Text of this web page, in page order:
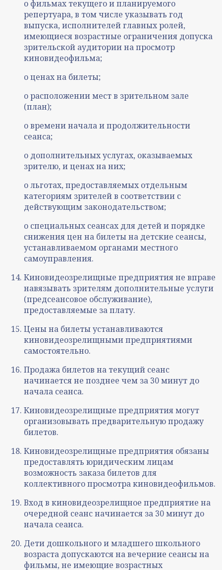
о фильмах текущего и планируемого
репертуара, в том числе указывать год
выпуска, исполнителей главных ролей,
имеющиеся возрастные ограничения допуска
зрительской аудитории на просмотр
киновидеофильма;
о ценах на билеты;
о расположении мест в зрительном зале
(план);
о времени начала и продолжительности
сеанса;
о дополнительных услугах, оказываемых
зрителю, и ценах на них;
о льготах, предоставляемых отдельным
категориям зрителей в соответствии с
действующим законодательством;
о специальных сеансах для детей и порядке
снижения цен на билеты на детские сеансы,
устанавливаемом органами местного
самоуправления.
Киновидеозрелищные предприятия не вправе
навязывать зрителям дополнительные услуги
(предсеансовое обслуживание),
предоставляемые за плату.
Цены на билеты устанавливаются
киновидеозрелищными предприятиями
самостоятельно.
Продажа билетов на текущий сеанс
начинается не позднее чем за 30 минут до
начала сеанса.
Киновидеозрелищные предприятия могут
организовывать предварительную продажу
билетов.
Киновидеозрелищные предприятия обязаны
предоставлять юридическим лицам
возможность заказа билетов для
коллективного просмотра киновидеофильмов.
Вход в киновидеозрелищное предприятие на
очередной сеанс начинается за 30 минут до
начала сеанса.
Дети дошкольного и младшего школьного
возраста допускаются на вечерние сеансы на
фильмы, не имеющие возрастных